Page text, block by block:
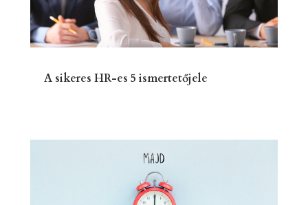
A sikeres HR-es 5 ismertetőjele